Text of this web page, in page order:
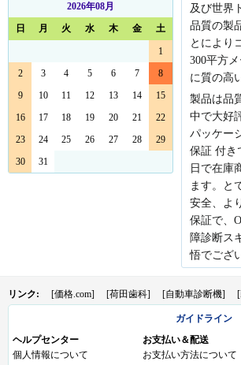
先日ISU5をもう一つ購入したのです
Autel MaxiSys MS908P OBD2故障診
断機 WiFi
確認したら、メールで連絡します。
よろしくお願いします。
Autel MaxiSys MS908P OBD2故障診
はありますか、またなければ取り寄
せていただくことは可能でしょう
2026年08月
日
月 火 水 木 金 土
1
2
3 4 5 6 7
8
9
10 11 12 13 14
15
16
17 18 19 20 21
22
23
24 25 26 27 28
29
30
31
及び世界
品質の製
とにより
300平方
に質の高
製品は品
中で大好
パッケー
保証 付き
日で在庫
ます。と
安全、よ
保証で、
障診断ス
悟でござ
リンク: [価格.com] [荷田歯科] [自動車診断機]
ガイドライン
ヘルプセンター
個人情報について
お支払い＆配送
お支払い方法について